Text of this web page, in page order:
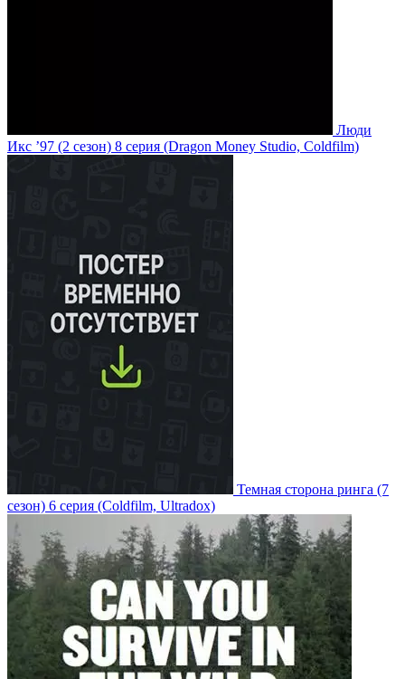
Люди
Икс ’97 (2 сезон) 8 серия (Dragon Money Studio, Coldfilm)
Темная сторона ринга (7
сезон) 6 серия (Coldfilm, Ultradox)